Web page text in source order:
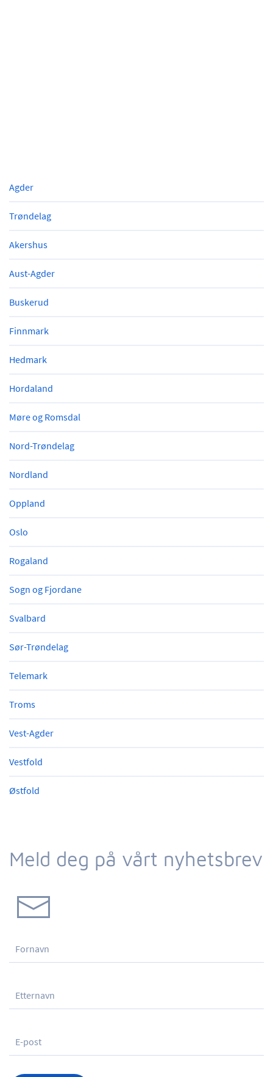
Agder
Trøndelag
Akershus
Aust-Agder
Buskerud
Finnmark
Hedmark
Hordaland
Møre og Romsdal
Nord-Trøndelag
Nordland
Oppland
Oslo
Rogaland
Sogn og Fjordane
Svalbard
Sør-Trøndelag
Telemark
Troms
Vest-Agder
Vestfold
Østfold
Meld deg på vårt nyhetsbrev